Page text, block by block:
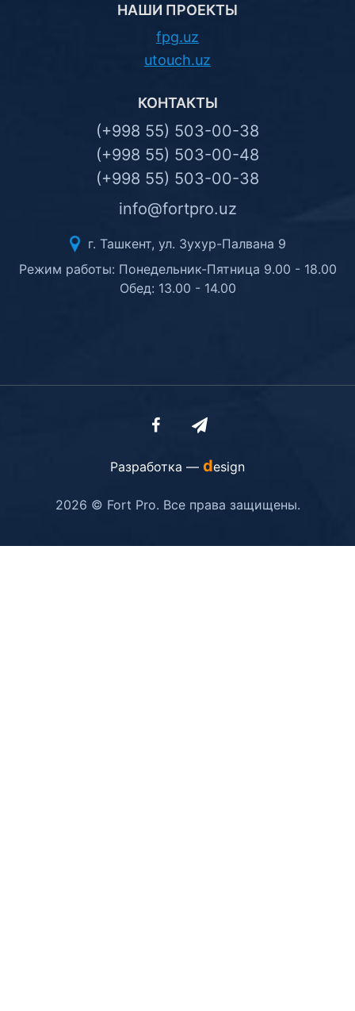
НАШИ ПРОЕКТЫ
fpg.uz
utouch.uz
КОНТАКТЫ
(+998 55) 503-00-38
(+998 55) 503-00-48
(+998 55) 503-00-38
info@fortpro.uz
г. Ташкент, ул. Зухур-Палвана 9
Режим работы: Понедельник-Пятница 9.00 - 18.00
Обед: 13.00 - 14.00
Разработка — design
2026 © Fort Pro. Все права защищены.